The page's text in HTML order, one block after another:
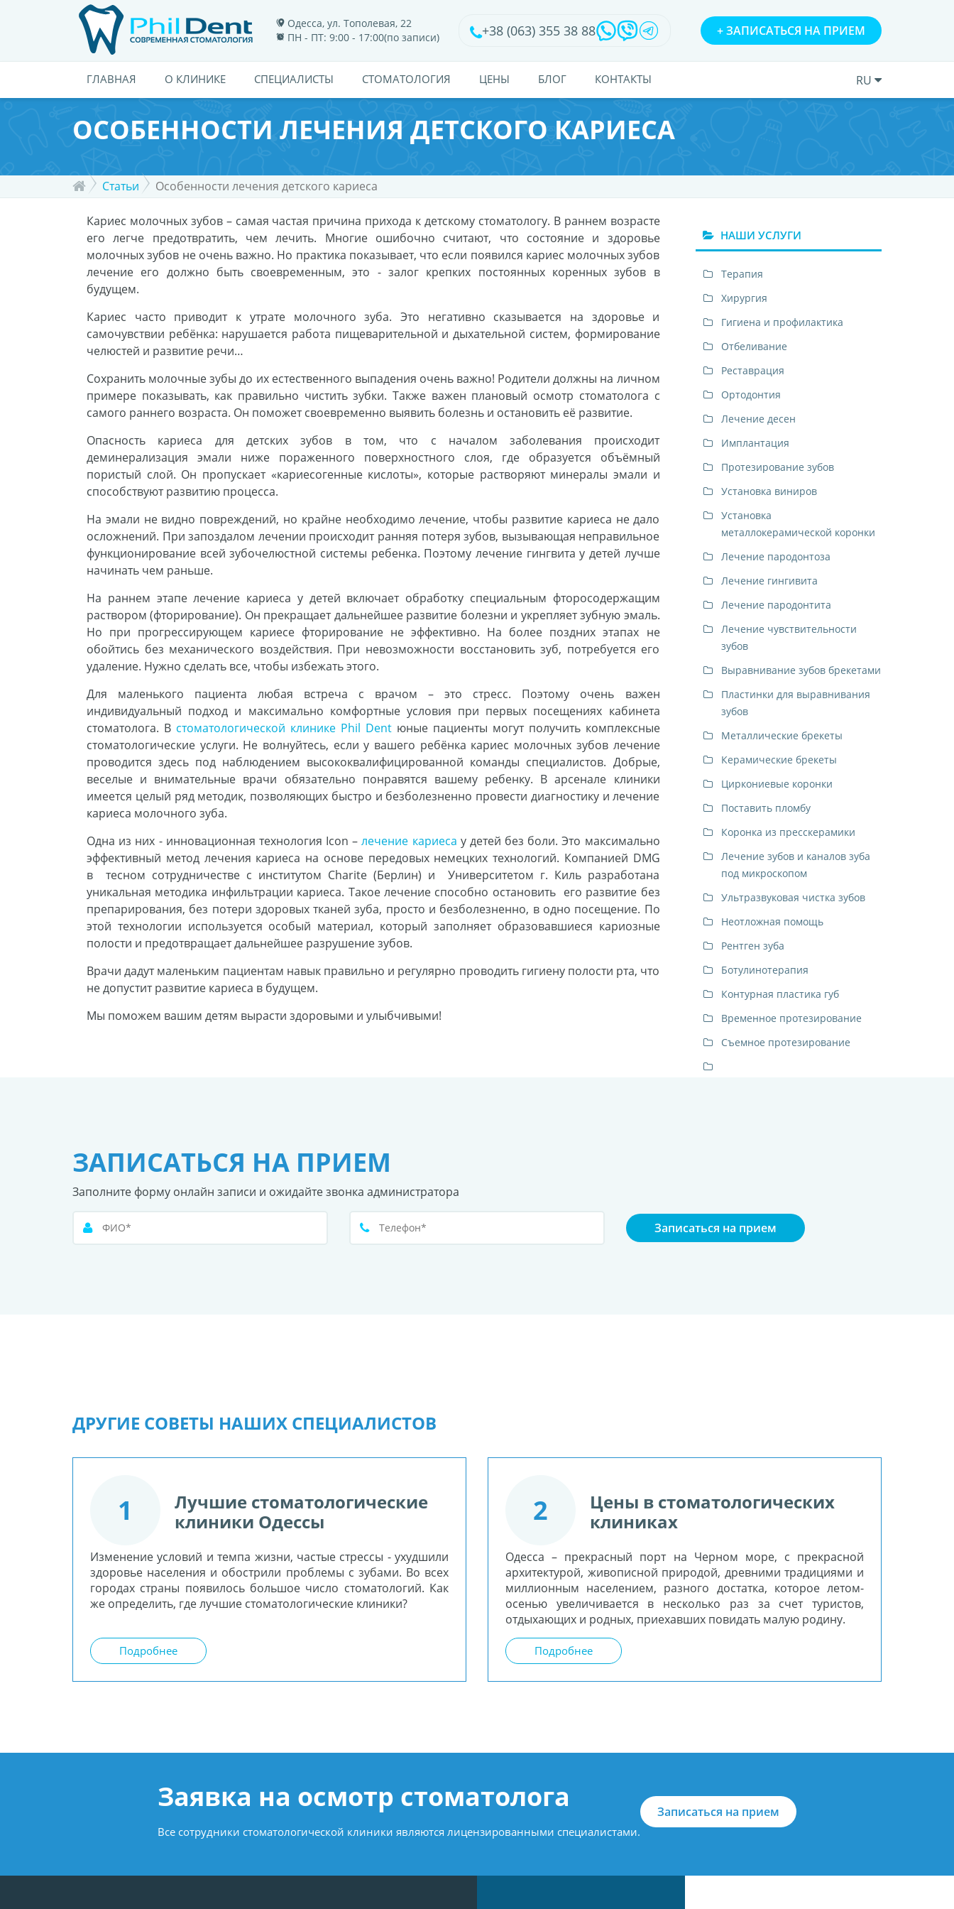
Одесса, ул. Тополевая, 22
ПН - ПТ: 9:00 - 17:00(по записи)
+38 (063) 355 38 88 +ЗАПИСАТЬСЯ НА ПРИЕМ
ГЛАВНАЯ О КЛИНИКЕ СПЕЦИАЛИСТЫ CТОМАТОЛОГИЯ ЦЕНЫ БЛОГ КОНТАКТЫ RU
ОСОБЕННОСТИ ЛЕЧЕНИЯ ДЕТСКОГО КАРИЕСА
Статьи Особенности лечения детского кариеса
Кариес молочных зубов – самая частая причина прихода к детскому стоматологу. В раннем возрасте
его легче предотвратить, чем лечить. Многие ошибочно считают, что состояние и здоровье
молочных зубов не очень важно. Но практика показывает, что если появился кариес молочных зубов
лечение его должно быть своевременным, это - залог крепких постоянных коренных зубов в
будущем.
Кариес часто приводит к утрате молочного зуба. Это негативно сказывается на здоровье и
самочувствии ребёнка: нарушается работа пищеварительной и дыхательной систем, формирование
челюстей и развитие речи…
Сохранить молочные зубы до их естественного выпадения очень важно! Родители должны на личном
примере показывать, как правильно чистить зубки. Также важен плановый осмотр стоматолога с
самого раннего возраста. Он поможет своевременно выявить болезнь и остановить её развитие.
Опасность кариеса для детских зубов в том, что с началом заболевания происходит
деминерализация эмали ниже пораженного поверхностного слоя, где образуется объёмный
пористый слой. Он пропускает «кариесогенные кислоты», которые растворяют минералы эмали и
способствуют развитию процесса.
На эмали не видно повреждений, но крайне необходимо лечение, чтобы развитие кариеса не дало
осложнений. При запоздалом лечении происходит ранняя потеря зубов, вызывающая неправильное
функционирование всей зубочелюстной системы ребенка. Поэтому лечение гингвита у детей лучше
начинать чем раньше.
На раннем этапе лечение кариеса у детей включает обработку специальным фторосодержащим
раствором (фторирование). Он прекращает дальнейшее развитие болезни и укрепляет зубную эмаль.
Но при прогрессирующем кариесе фторирование не эффективно. На более поздних этапах не
обойтись без механического воздействия. При невозможности восстановить зуб, потребуется его
удаление. Нужно сделать все, чтобы избежать этого.
Для маленького пациента любая встреча с врачом – это стресс. Поэтому очень важен
индивидуальный подход и максимально комфортные условия при первых посещениях кабинета
стоматолога. В стоматологической клинике Phil Dentюные пациенты могут получить комплексные
стоматологические услуги. Не волнуйтесь, если у вашего ребёнка кариес молочных зубов лечение
проводится здесь под наблюдением высококвалифицированной команды специалистов. Добрые,
веселые и внимательные врачи обязательно понравятся вашему ребенку. В арсенале клиники
имеется целый ряд методик, позволяющих быстро и безболезненно провести диагностику и лечение
кариеса молочного зуба.
Одна из них - инновационная технология Icon –лечение кариеса у детей без боли. Это максимально
эффективный метод лечения кариеса на основе передовых немецких технологий. Компанией DMG
в тесном сотрудничестве с институтом Charite (Берлин) и Университетом г. Киль разработана
уникальная методика инфильтрации кариеса. Такое лечение способно остановить его развитие без
препарирования, без потери здоровых тканей зуба, просто и безболезненно, в одно посещение. По
этой технологии используется особый материал, который заполняет образовавшиеся кариозные
полости и предотвращает дальнейшее разрушение зубов.
Врачи дадут маленьким пациентам навык правильно и регулярно проводить гигиену полости рта, что
не допустит развитие кариеса в будущем.
Мы поможем вашим детям вырасти здоровыми и улыбчивыми!
НАШИ УСЛУГИ
Терапия
Хирургия
Гигиена и профилактика
Отбеливание
Реставрация
Ортодонтия
Лечение десен
Имплантация
Протезирование зубов
Установка виниров
Установка
металлокерамической коронки
Лечение пародонтоза
Лечение гингивита
Лечение пародонтита
Лечение чувствительности
зубов
Выравнивание зубов брекетами
Пластинки для выравнивания
зубов
Металлические брекеты
Керамические брекеты
Циркониевые коронки
Поставить пломбу
Коронка из пресскерамики
Лечение зубов и каналов зуба
под микроскопом
Ультразвуковая чистка зубов
Неотложная помощь
Рентген зуба
Ботулинотерапия
Контурная пластика губ
Временное протезирование
Съемное протезирование
ЗАПИСАТЬСЯ НА ПРИЕМ
Заполните форму онлайн записи и ожидайте звонка администратора
Записаться на прием
ДРУГИЕ СОВЕТЫ НАШИХ СПЕЦИАЛИСТОВ
1
Лучшие стоматологические
клиники Одессы
Изменение условий и темпа жизни, частые стрессы - ухудшили
здоровье населения и обострили проблемы с зубами. Во всех
городах страны появилось большое число стоматологий. Как
же определить, где лучшие стоматологические клиники?
Подробнее
2
Цены в стоматологических
клиниках
Одесса – прекрасный порт на Черном море, с прекрасной
архитектурой, живописной природой, древними традициями и
миллионным населением, разного достатка, которое летом-
осенью увеличивается в несколько раз за счет туристов,
отдыхающих и родных, приехавших повидать малую родину.
Подробнее
Заявка на осмотр стоматолога
Все сотрудники стоматологической клиники являются лицензированными специалистами.
Записаться на прием